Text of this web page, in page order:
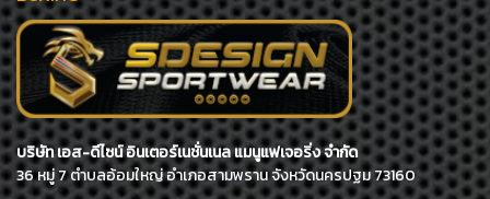
บริษัท เอส-ดีไซน์ อินเตอร์เนชั่นเนล แมนูแฟเจอริ่ง จำกัด
36 หมู่ 7 ตำบลอ้อมใหญ่ อำเภอสามพราน จังหวัดนครปฐม 73160